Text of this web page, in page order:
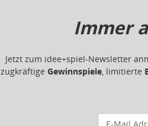
Immer
Jetzt zum idee+spiel-Newsletter
zugkräftige Gewinnspiele, limitierte
E-Mail für